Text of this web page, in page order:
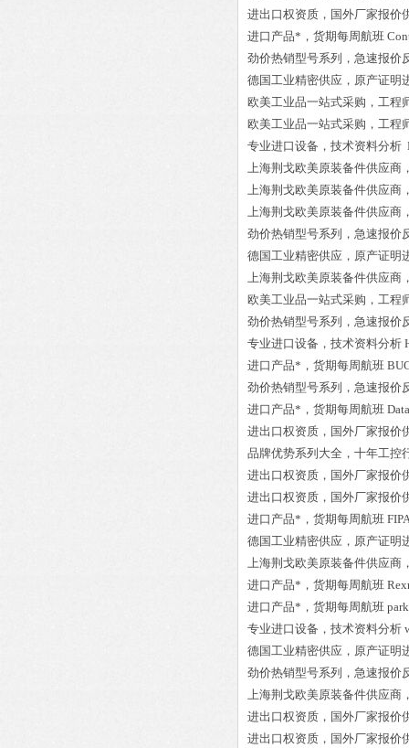
进出口权资质，国外厂家报价
进口产品*，货期每周航班
劲价热销型号系列，急速报价
德国工业精密供应，原产证明
欧美工业品一站式采购，工程
欧美工业品一站式采购，工程
专业进口设备，技术资料分析
上海荆戈欧美原装备件供应商
上海荆戈欧美原装备件供应商
上海荆戈欧美原装备件供应商
劲价热销型号系列，急速报价
德国工业精密供应，原产证明
上海荆戈欧美原装备件供应商
欧美工业品一站式采购，工程
劲价热销型号系列，急速报价
专业进口设备，技术资料分析
进口产品*，货期每周航班
劲价热销型号系列，急速报价
进口产品*，货期每周航班
进出口权资质，国外厂家报价
品牌优势系列大全，十年工控
进出口权资质，国外厂家报价
进出口权资质，国外厂家报价
进口产品*，货期每周航班
德国工业精密供应，原产证明
上海荆戈欧美原装备件供应商
进口产品*，货期每周航班
进口产品*，货期每周航班
专业进口设备，技术资料分析
德国工业精密供应，原产证明
劲价热销型号系列，急速报价
上海荆戈欧美原装备件供应商
进出口权资质，国外厂家报价
进出口权资质，国外厂家报价